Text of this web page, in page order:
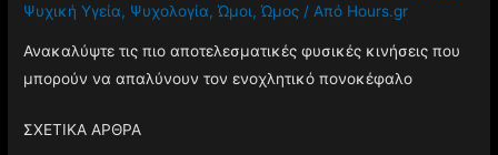
Ψυχική Υγεία, Ψυχολογία,Ώμοι,Ώμος / Από Hours.gr
Ανακαλύψτε τις πιο αποτελεσματικές φυσικές κινήσεις που
μπορούν να απαλύνουν τον ενοχλητικό πονοκέφαλο
ΣΧΕΤΙΚΑ ΑΡΘΡΑ